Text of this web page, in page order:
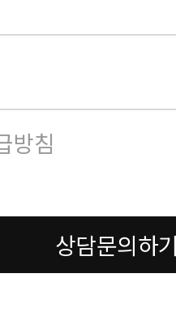
방침
상담문의하